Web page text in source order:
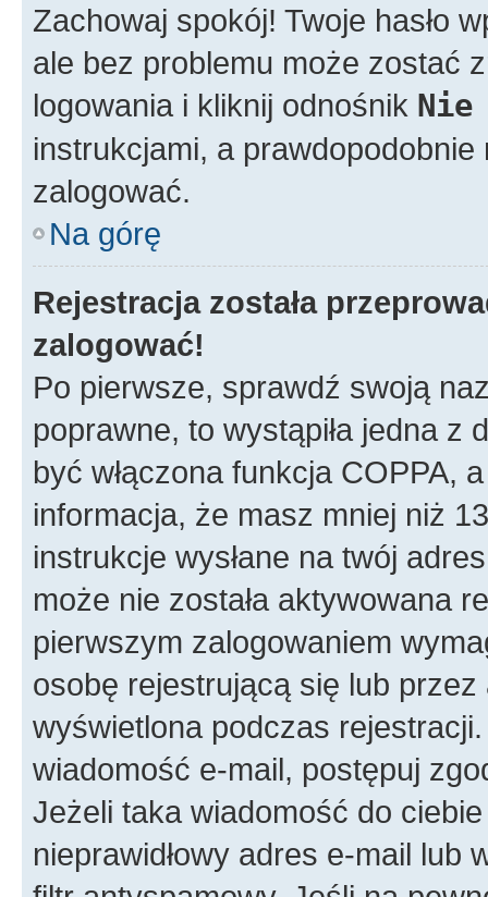
Zachowaj spokój! Twoje hasło
ale bez problemu może zostać
logowania i kliknij odnośnik Nie
instrukcjami, a
zalogować.
Na górę
Rejestracja została
zalogować!
Po pierwsze, sprawdź swoją
poprawne, to wystąpiła jedna
być włączona funkcja COPPA,
informacja, że masz mniej niż
instrukcje wysłane na twój
może nie została aktywowana
pierwszym zalogowaniem
osobę rejestrującą się lub
wyświetlona podczas
wiadomość e-mail, postępuj
Jeżeli taka wiadomość do
nieprawidłowy adres e-mail lub